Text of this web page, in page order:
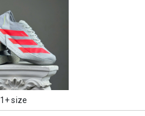
1+ size